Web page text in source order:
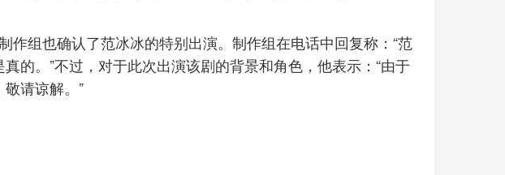
作组也确认了范冰冰的特别出演。制作组在电话中回复称：“范
的。”不过，对于此次出演该剧的背景和角色，他表示：“由于
请谅解。”